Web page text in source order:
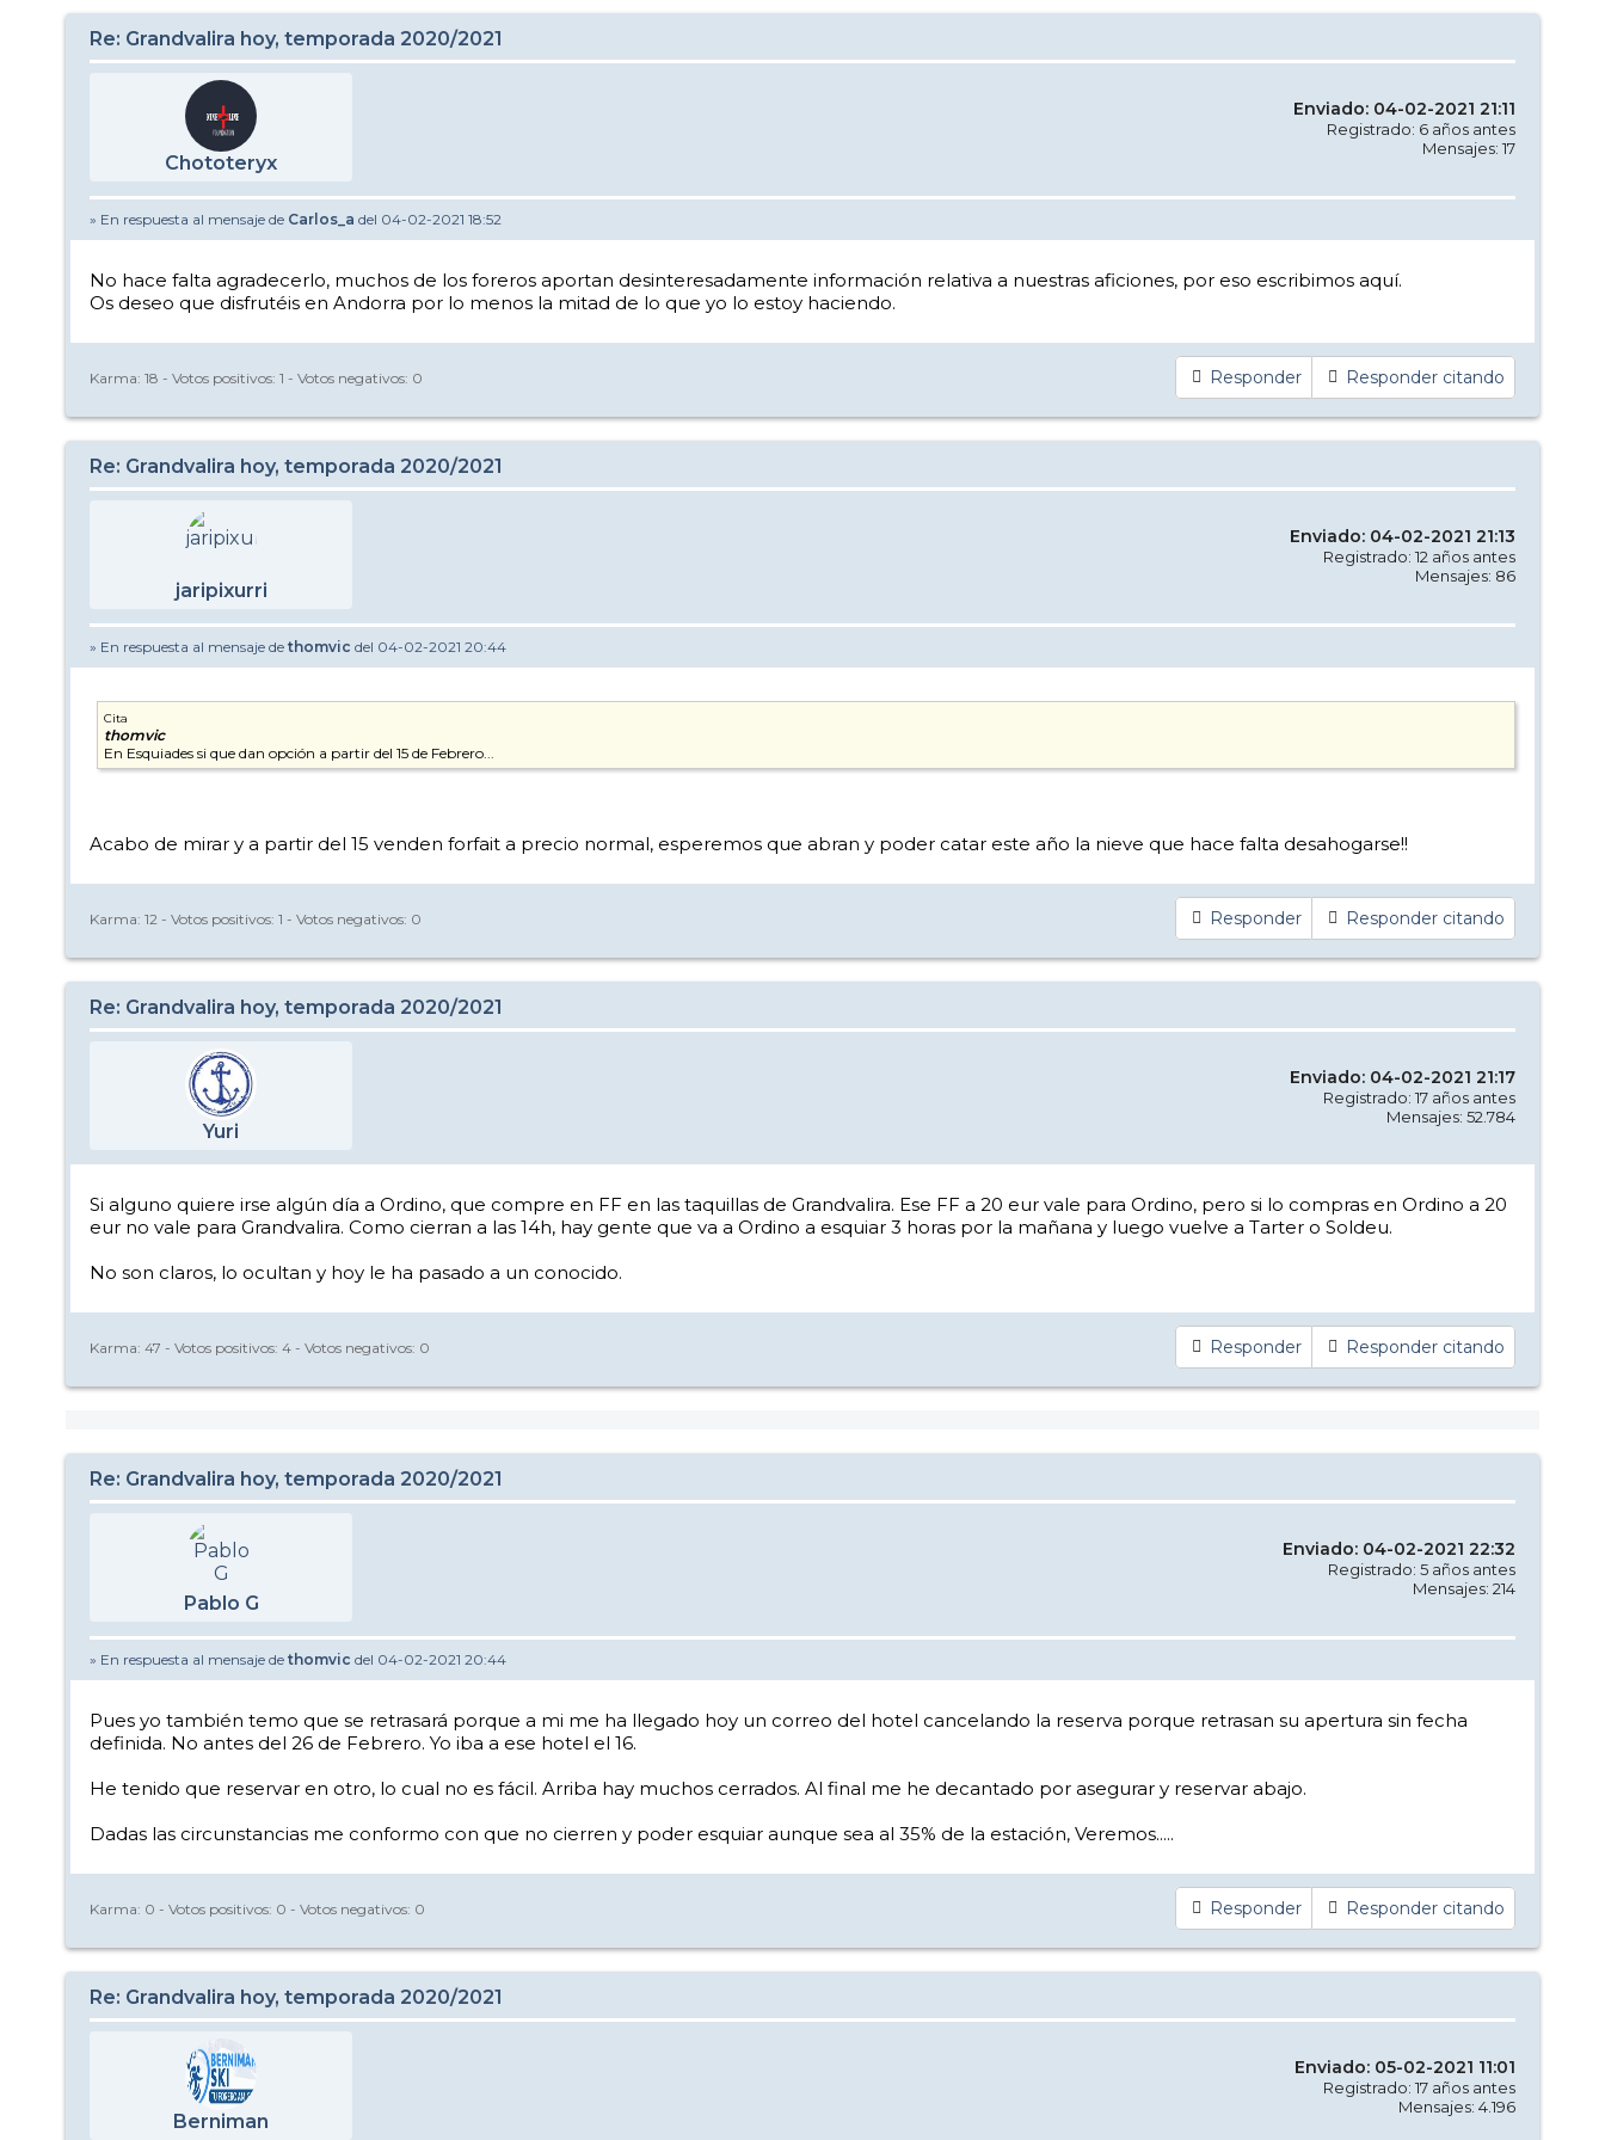
Re: Grandvalira hoy, temporada 2020/2021
Chototeryx
Enviado: 04-02-2021 21:11
Registrado: 6 años antes
Mensajes: 17
» En respuesta al mensaje de Carlos_a del 04-02-2021 18:52
No hace falta agradecerlo, muchos de los foreros aportan desinteresadamente información relativa a nuestras aficiones, por eso escribimos aquí.
Os deseo que disfrutéis en Andorra por lo menos la mitad de lo que yo lo estoy haciendo.
Responder Responder citando
Karma: 18 - Votos positivos: 1 - Votos negativos: 0
Re: Grandvalira hoy, temporada 2020/2021
jaripixurri
Enviado: 04-02-2021 21:13
Registrado: 12 años antes
Mensajes: 86
» En respuesta al mensaje de thomvic del 04-02-2021 20:44
Cita
thomvic
En Esquiades si que dan opción a partir del 15 de Febrero...
Acabo de mirar y a partir del 15 venden forfait a precio normal, esperemos que abran y poder catar este año la nieve que hace falta desahogarse!!
Responder Responder citando
Karma: 12 - Votos positivos: 1 - Votos negativos: 0
Re: Grandvalira hoy, temporada 2020/2021
Yuri
Enviado: 04-02-2021 21:17
Registrado: 17 años antes
Mensajes: 52.784
Si alguno quiere irse algún día a Ordino, que compre en FF en las taquillas de Grandvalira. Ese FF a 20 eur vale para Ordino, pero si lo compras en Ordino a 20
eur no vale para Grandvalira. Como cierran a las 14h, hay gente que va a Ordino a esquiar 3 horas por la mañana y luego vuelve a Tarter o Soldeu.
No son claros, lo ocultan y hoy le ha pasado a un conocido.
Responder Responder citando
Karma: 47 - Votos positivos: 4 - Votos negativos: 0
Re: Grandvalira hoy, temporada 2020/2021
Pablo G
Enviado: 04-02-2021 22:32
Registrado: 5 años antes
Mensajes: 214
» En respuesta al mensaje de thomvic del 04-02-2021 20:44
Pues yo también temo que se retrasará porque a mi me ha llegado hoy un correo del hotel cancelando la reserva porque retrasan su apertura sin fecha
definida. No antes del 26 de Febrero. Yo iba a ese hotel el 16.
He tenido que reservar en otro, lo cual no es fácil. Arriba hay muchos cerrados. Al final me he decantado por asegurar y reservar abajo.
Dadas las circunstancias me conformo con que no cierren y poder esquiar aunque sea al 35% de la estación, Veremos.....
Responder Responder citando
Karma: 0 - Votos positivos: 0 - Votos negativos: 0
Re: Grandvalira hoy, temporada 2020/2021
Berniman
Enviado: 05-02-2021 11:01
Registrado: 17 años antes
Mensajes: 4.196